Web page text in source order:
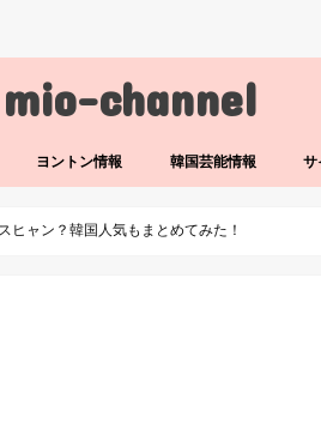
mio-channel
ヨントン情報 韓国芸能情報 サ
ヒャン？韓国人気もまとめてみた！